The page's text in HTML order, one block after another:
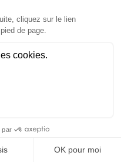
!
de vans
en France !